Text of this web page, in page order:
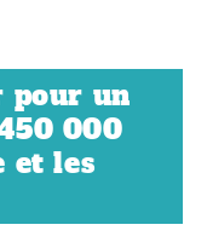
pour un
000
et les